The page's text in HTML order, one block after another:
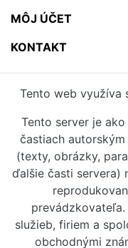
MÔJ ÚČET
KONTAKT
Tento web využíva
Tento server je
častiach
(texty, obrázky,
ďalšie časti servera)
služieb, firiem a
obchodnými